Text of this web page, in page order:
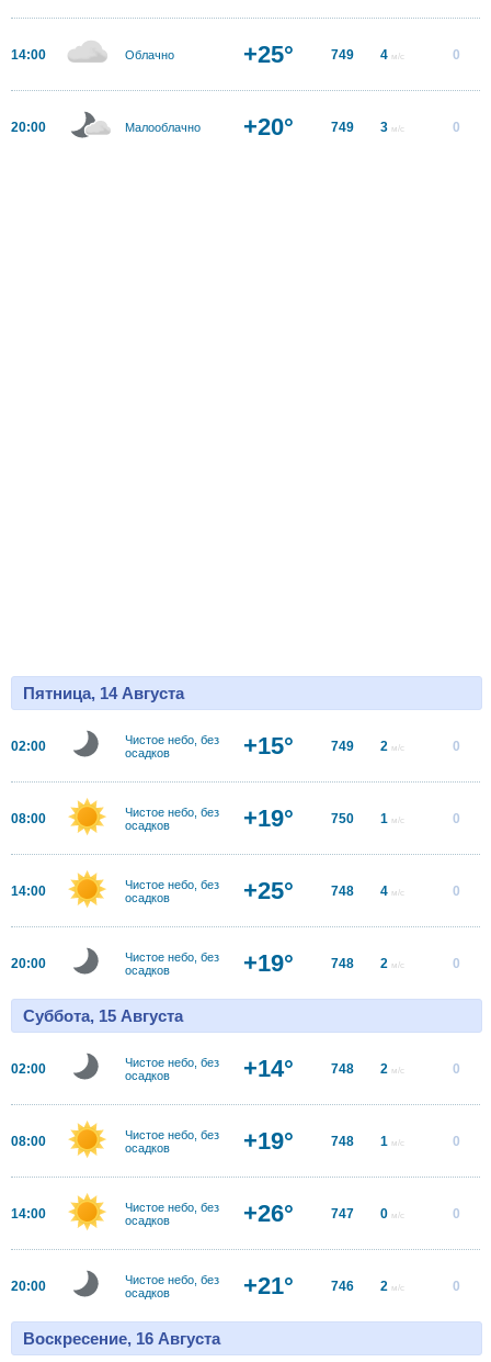
14:00 Облачно +25° 749 4 м/с 0
20:00 Малооблачно +20° 749 3 м/с 0
Пятница, 14 Августа
02:00
Чистое небо, без
осадков
+15° 749 2 м/с 0
08:00
Чистое небо, без
осадков
+19° 750 1 м/с 0
14:00
Чистое небо, без
осадков
+25° 748 4 м/с 0
20:00
Чистое небо, без
осадков
+19° 748 2 м/с 0
Суббота, 15 Августа
02:00
Чистое небо, без
осадков
+14° 748 2 м/с 0
08:00
Чистое небо, без
осадков
+19° 748 1 м/с 0
14:00
Чистое небо, без
осадков
+26° 747 0 м/с 0
20:00
Чистое небо, без
осадков
+21° 746 2 м/с 0
Воскресение, 16 Августа